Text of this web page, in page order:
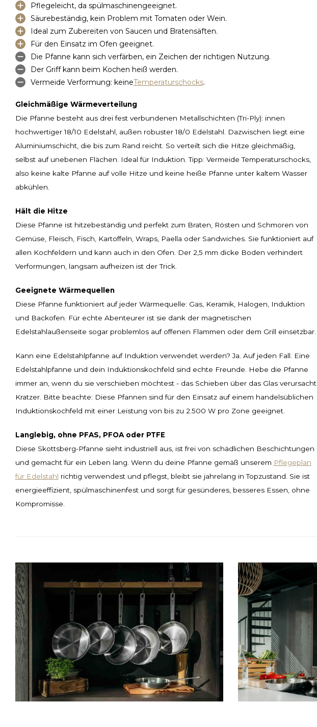
Pflegeleicht, da spülmaschinengeeignet.
Säurebeständig, kein Problem mit Tomaten oder Wein.
Ideal zum Zubereiten von Saucen und Bratensäften.
Für den Einsatz im Ofen geeignet.
Die Pfanne kann sich verfärben, ein Zeichen der richtigen Nutzung.
Der Griff kann beim Kochen heiß werden.
Vermeide Verformung: keineTemperaturschocks.
Gleichmäßige Wärmeverteilung
Die Pfanne besteht aus drei fest verbundenen Metallschichten (Tri-Ply): innen
hochwertiger 18/10 Edelstahl, außen robuster 18/0 Edelstahl. Dazwischen liegt eine
Aluminiumschicht, die bis zum Rand reicht. So verteilt sich die Hitze gleichmäßig,
selbst auf unebenen Flächen. Ideal für Induktion. Tipp: Vermeide Temperaturschocks,
also keine kalte Pfanne auf volle Hitze und keine heiße Pfanne unter kaltem Wasser
abkühlen.
Hält die Hitze
Diese Pfanne ist hitzebeständig und perfekt zum Braten, Rösten und Schmoren von
Gemüse, Fleisch, Fisch, Kartoffeln, Wraps, Paella oder Sandwiches. Sie funktioniert auf
allen Kochfeldern und kann auch in den Ofen. Der 2,5 mm dicke Boden verhindert
Verformungen, langsam aufheizen ist der Trick.
Geeignete Wärmequellen
Diese Pfanne funktioniert auf jeder Wärmequelle: Gas, Keramik, Halogen, Induktion
und Backofen. Für echte Abenteurer ist sie dank der magnetischen
Edelstahlaußenseite sogar problemlos auf offenen Flammen oder dem Grill einsetzbar.
Kann eine Edelstahlpfanne auf Induktion verwendet werden? Ja. Auf jeden Fall. Eine
Edelstahlpfanne und dein Induktionskochfeld sind echte Freunde. Hebe die Pfanne
immer an, wenn du sie verschieben möchtest - das Schieben über das Glas verursacht
Kratzer. Bitte beachte: Diese Pfannen sind für den Einsatz auf einem handelsüblichen
Induktionskochfeld mit einer Leistung von bis zu 2.500 W pro Zone geeignet.
Langlebig, ohne PFAS, PFOA oder PTFE
Diese Skottsberg-Pfanne sieht industriell aus, ist frei von schädlichen Beschichtungen
und gemacht für ein Leben lang. Wenn du deine Pfanne gemäß unserem Pflegeplan
für Edelstahl richtig verwendest und pflegst, bleibt sie jahrelang in Topzustand. Sie ist
energieeffizient, spülmaschinenfest und sorgt für gesünderes, besseres Essen, ohne
Kompromisse.